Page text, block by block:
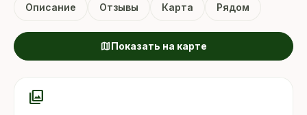
Описание Отзывы Карта Рядом
mapПоказать на карте
photo_library